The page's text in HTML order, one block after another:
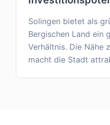
Solingen bietet als
Bergischen Land ein
Verhältnis. Die Nähe
macht die Stadt